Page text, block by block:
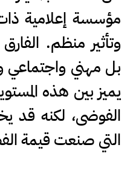
مؤسسة إعلامية
وتأثير منظم.
بل مهني
يميز بين هذه
الفوضى، لكنه قد
التي صنعت قيمة